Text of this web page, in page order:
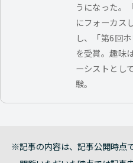
うになった。
にフォーカス
し、「第6回
を受賞。趣味
ーシストとし
験。
記事の内容は、記事公開時点